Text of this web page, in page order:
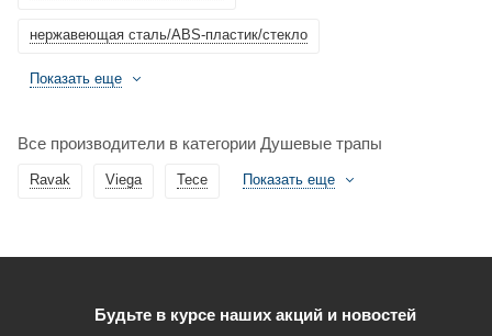
нержавеющая сталь/ABS-пластик/стекло
Показать еще
Все производители в категории Душевые трапы
Ravak Viega Tece Показать еще
Будьте в курсе наших акций и новостей